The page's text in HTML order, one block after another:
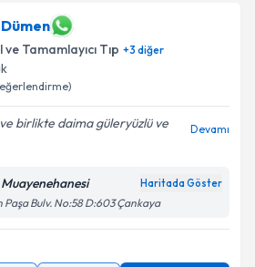
Tamamlayıcı Tıp +3 diğer
birlikte daima güleryüzlü ve
Devamı
Haritada Göster
Paşa Bulv. No:58 D:603 Çankaya